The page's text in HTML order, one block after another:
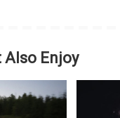
Enjoy